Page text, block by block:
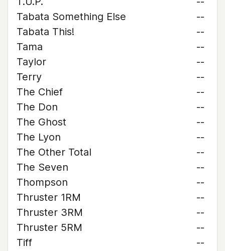
Tabata Something Else
--
Tabata This!
--
Tama
--
Taylor
--
Terry
--
The Chief
--
The Don
--
The Ghost
--
The Lyon
--
The Other Total
--
The Seven
--
Thompson
--
Thruster 1RM
--
Thruster 3RM
--
Thruster 5RM
--
Tiff
--